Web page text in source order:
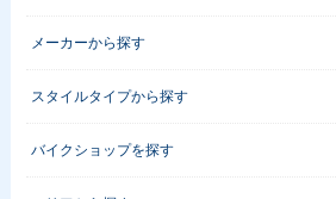
メーカーから探す
スタイルタイプから探す
バイクショップを探す